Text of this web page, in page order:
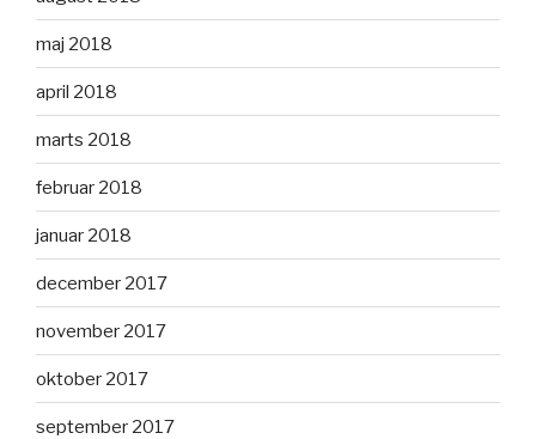
maj 2018
april 2018
marts 2018
februar 2018
januar 2018
december 2017
november 2017
oktober 2017
september 2017